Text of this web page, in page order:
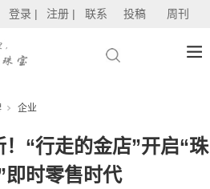
登录 | 注册 | 联系 投稿 周刊
企业
“行走的金店”开启“珠
即时零售时代